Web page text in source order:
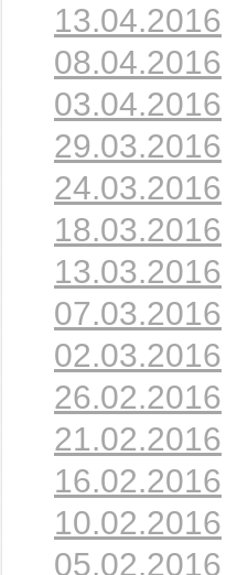
13.04.2016
08.04.2016
03.04.2016
29.03.2016
24.03.2016
18.03.2016
13.03.2016
07.03.2016
02.03.2016
26.02.2016
21.02.2016
16.02.2016
10.02.2016
05.02.2016